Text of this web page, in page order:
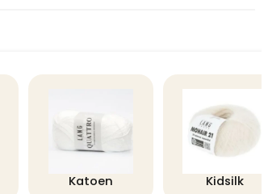
Katoen Kidsilk